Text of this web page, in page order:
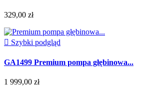
329,00 zł
 Szybki podgląd
GA1499 Premium pompa głębinowa...
1 999,00 zł